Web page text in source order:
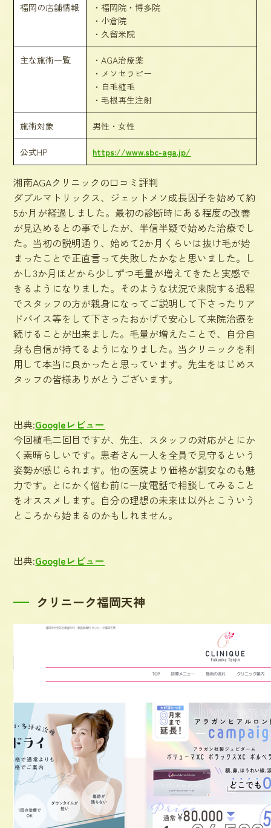
福岡の店舗情報
・福岡院・博多院
・小倉院
・久留米院
主な施術一覧
・AGA治療薬
・メソセラピー
・自毛植毛
・毛根再生注射
施術対象 男性・女性
公式HP https://www.sbc-aga.jp/
湘南AGAクリニックの口コミ評判
ダブルマトリックス、ジェットメソ成長因子を始めて約
5か月が経過しました。最初の診断時にある程度の改善
が見込めるとの事でしたが、半信半疑で始めた治療でし
た。当初の説明通り、始めて2か月くらいは抜け毛が始
まったことで正直言って失敗したかなと思いました。し
かし3か月ほどから少しずつ毛量が増えてきたと実感で
きるようになりました。そのような状況で来院する過程
でスタッフの方が親身になってご説明して下さったりア
ドバイス等をして下さったおかげで安心して来院治療を
続けることが出来ました。毛量が増えたことで、自分自
身も自信が持てるようになりました。当クリニックを利
用して本当に良かったと思っています。先生をはじめス
タッフの皆様ありがとうございます。
出典:Googleレビュー
今回植毛二回目ですが、先生、スタッフの対応がとにか
く素晴らしいです。患者さん一人を全員で見守るという
姿勢が感じられます。他の医院より価格が割安なのも魅
力です。とにかく悩む前に一度電話で相談してみること
をオススメします。自分の理想の未来は以外とこういう
ところから始まるのかもしれません。
出典:Googleレビュー
クリニーク福岡天神